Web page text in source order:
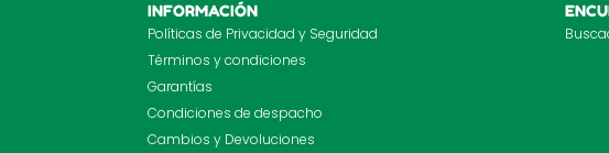
INFORMACIÓN
Políticas de Privacidad y Seguridad
Términos y condiciones
Garantías
Condiciones de despacho
Cambios y Devoluciones